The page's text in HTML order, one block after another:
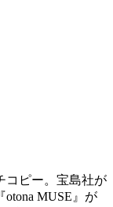
コピー。宝島社が
MUSE』が